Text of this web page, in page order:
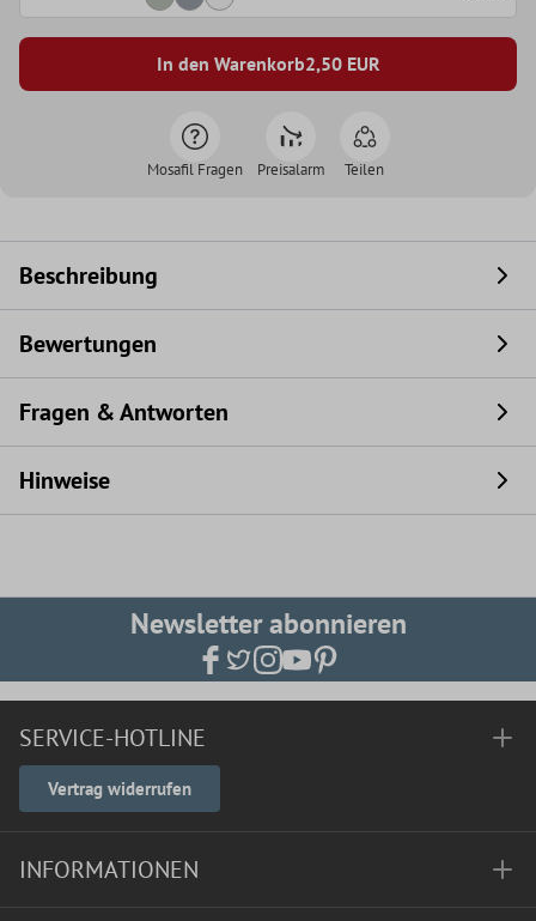
In den Warenkorb2,50EUR
Mosafil Fragen Preisalarm Teilen
Beschreibung
Bewertungen
Fragen & Antworten
Hinweise
Newsletter abonnieren
SERVICE-HOTLINE
Vertrag widerrufen
INFORMATIONEN